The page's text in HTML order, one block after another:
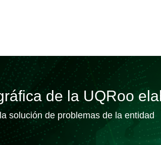
de la UQRoo
solución de problemas de la entidad